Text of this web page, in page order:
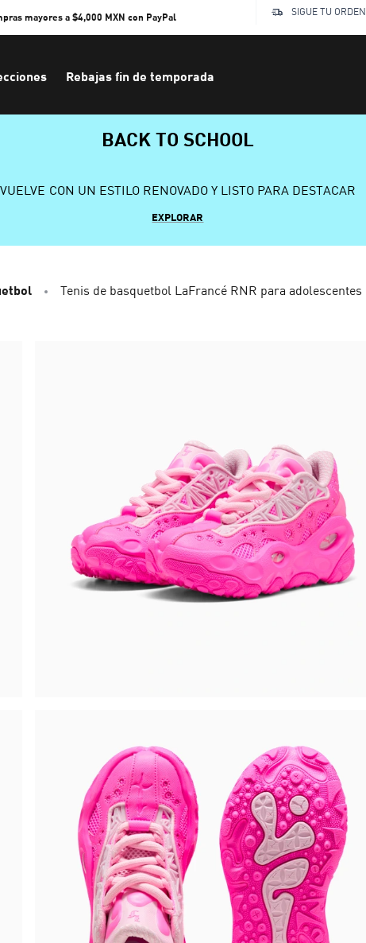
mayores a $4,000 MXN con PayPal
SIGUE TU ORDEN
Rebajas fin de temporada
BACK TO SCHOOL
VUELVE CON UN ESTILO RENOVADO Y LISTO PARA DESTACAR
EXPLORAR
Tenis de basquetbol LaFrancé RNR para adolescentes